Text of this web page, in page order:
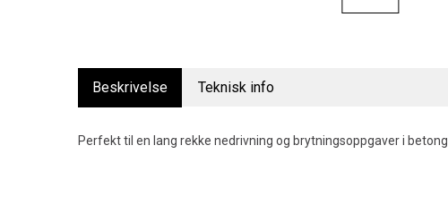
Beskrivelse Teknisk info
Perfekt til en lang rekke nedrivning og brytningsoppgaver i betong.